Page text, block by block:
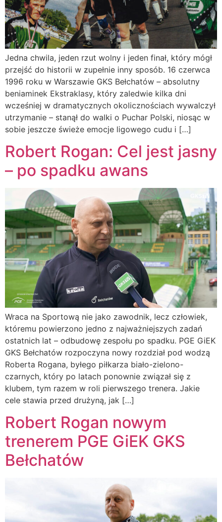
Jedna chwila, jeden rzut wolny i jeden finał, który mógł
przejść do historii w zupełnie inny sposób. 16 czerwca
1996 roku w Warszawie GKS Bełchatów – absolutny
beniaminek Ekstraklasy, który zaledwie kilka dni
wcześniej w dramatycznych okolicznościach wywalczył
utrzymanie – stanął do walki o Puchar Polski, niosąc w
sobie jeszcze świeże emocje ligowego cudu i […]
Robert Rogan: Cel jest jasny
– po spadku awans
Wraca na Sportową nie jako zawodnik, lecz człowiek,
któremu powierzono jedno z najważniejszych zadań
ostatnich lat – odbudowę zespołu po spadku. PGE GiEK
GKS Bełchatów rozpoczyna nowy rozdział pod wodzą
Roberta Rogana, byłego piłkarza biało-zielono-
czarnych, który po latach ponownie związał się z
klubem, tym razem w roli pierwszego trenera. Jakie
cele stawia przed drużyną, jak […]
Robert Rogan nowym
trenerem PGE GiEK GKS
Bełchatów